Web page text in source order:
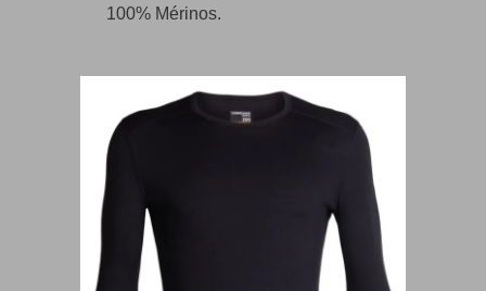
100% Mérinos.